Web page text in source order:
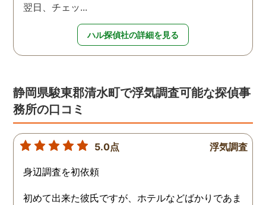
翌日、チェッ...
ハル探偵社の詳細を見る
静岡県駿東郡清水町で浮気調査可能な探偵事
務所の口コミ
5.0点 浮気調査
身辺調査を初依頼
初めて出来た彼氏ですが、ホテルなどばかりであま